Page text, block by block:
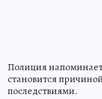
Полиция
становится
последствиями.